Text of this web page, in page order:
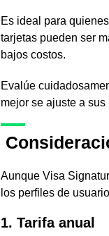
Es ideal para
tarjetas pueden ser
bajos costos.
Evalúe
mejor se ajuste a
Aunque Visa
los perfiles de
1. Tarifa anual